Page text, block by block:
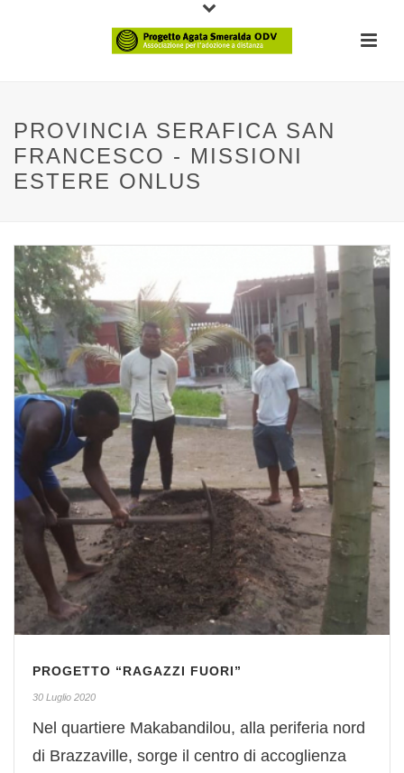
PROVINCIA SERAFICA SAN
FRANCESCO - MISSIONI
ESTERE ONLUS
PROGETTO “RAGAZZI FUORI”
30 Luglio 2020
Nel quartiere Makabandilou, alla periferia nord
di Brazzaville, sorge il centro di accoglienza